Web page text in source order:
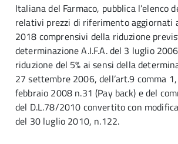
Italiana del Farmaco, pubblica l’elenco
relativi prezzi di riferimento aggiornati
2018 comprensivi della riduzione
determinazione A.I.F.A. del 3 luglio
riduzione del 5% ai sensi della
27 settembre 2006, dell’art.9 comma
febbraio 2008 n.31 (Pay back) e del
del D.L.78/2010 convertito con
del 30 luglio 2010, n.122.